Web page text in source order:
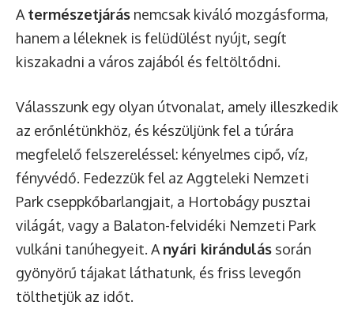
A természetjárás nemcsak kiváló mozgásforma,
hanem a léleknek is felüdülést nyújt, segít
kiszakadni a város zajából és feltöltődni.
Válasszunk egy olyan útvonalat, amely illeszkedik
az erőnlétünkhöz, és készüljünk fel a túrára
megfelelő felszereléssel: kényelmes cipő, víz,
fényvédő. Fedezzük fel az Aggteleki Nemzeti
Park cseppkőbarlangjait, a Hortobágy pusztai
világát, vagy a Balaton-felvidéki Nemzeti Park
vulkáni tanúhegyeit. A nyári kirándulás során
gyönyörű tájakat láthatunk, és friss levegőn
tölthetjük az időt.